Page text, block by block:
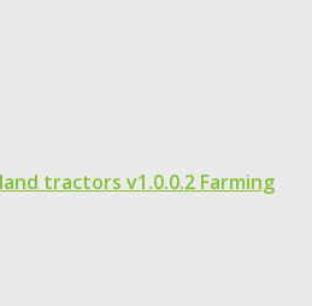
tractors v1.0.0.2 Farming